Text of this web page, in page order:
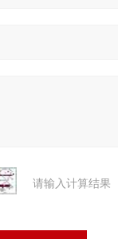
请输入计算结果